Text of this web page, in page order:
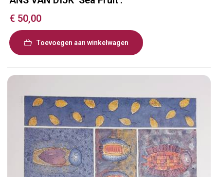
€ 50,00
Toevoegen aan winkelwagen